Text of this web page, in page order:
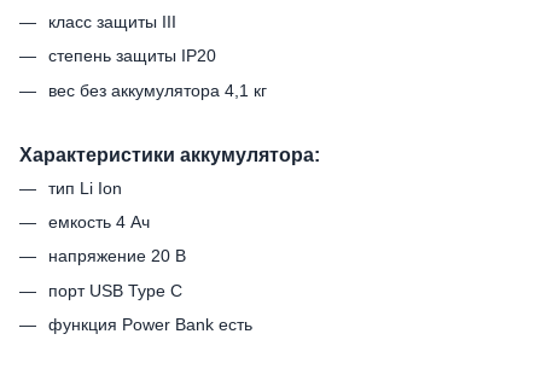
класс защиты III
степень защиты IP20
вес без аккумулятора 4,1 кг
Характеристики аккумулятора:
тип Li Ion
емкость 4 Ач
напряжение 20 В
порт USB Type C
функция Power Bank есть